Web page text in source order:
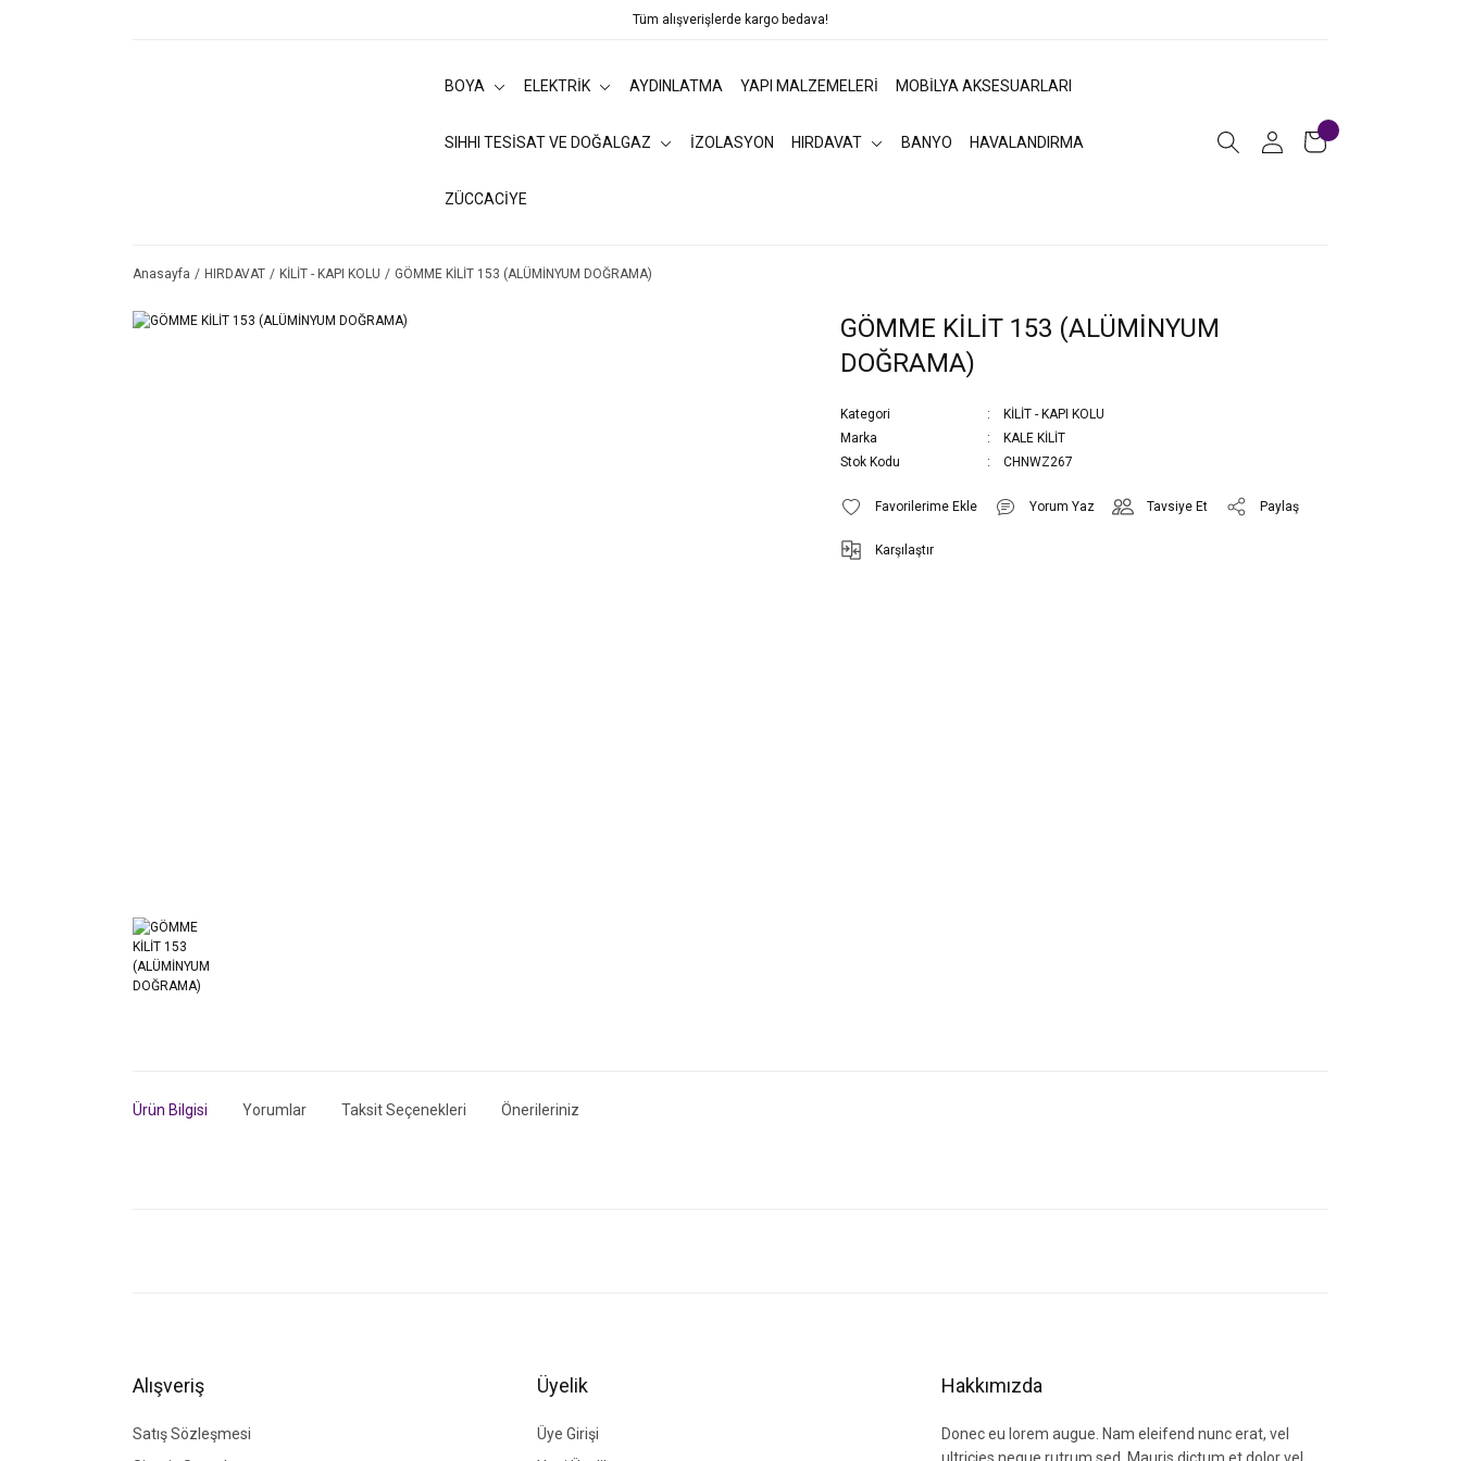
Tüm alışverişlerde kargo bedava!
BOYA ELEKTRİK AYDINLATMA YAPI MALZEMELERİ MOBİLYA AKSESUARLARI
SIHHI TESİSAT VE DOĞALGAZ İZOLASYON HIRDAVAT BANYO HAVALANDIRMA
ZÜCCACİYE
Anasayfa HIRDAVAT KİLİT - KAPI KOLU GÖMME KİLİT 153 (ALÜMİNYUM DOĞRAMA)
GÖMME KİLİT 153 (ALÜMİNYUM
DOĞRAMA)
Kategori
KİLİT - KAPI KOLU
Marka
KALE KİLİT
Stok Kodu
CHNWZ267
Yorum Yaz Tavsiye Et Paylaş
Karşılaştır
Ürün Bilgisi Yorumlar Taksit Seçenekleri Önerileriniz
Ürün fiyatı diğer sitelerden daha pahalı.
Bu ürüne benzer farklı alternatifler olmalı.
Alışveriş
Satış Sözleşmesi
Üyelik
Üye Girişi
Hakkımızda
Donec eu lorem augue. Nam eleifend nunc erat, vel